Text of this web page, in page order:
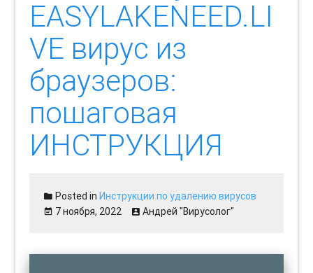
EASYLAKENEED.LI
VE вирус из
браузеров:
пошаговая
ИНСТРУКЦИЯ
Posted inИнструкции по удалению вирусов
7 ноября, 2022
Андрей "Вирусолог"